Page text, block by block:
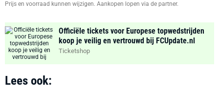
Prijs en voorraad kunnen wijzigen. Aankopen lopen via de partner.
Officiële tickets voor Europese topwedstrijden
koop je veilig en vertrouwd bij FCUpdate.nl
Ticketshop
Lees ook: